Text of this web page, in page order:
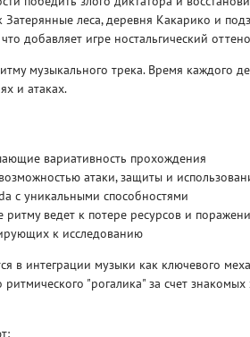
леса, деревня Какарико и
добавляет игре ностальгический
музыкального трека. Время каждого
и атаках.
вариативность прохождения
атаки, защиты и
с уникальными способностями
ведет к потере ресурсов и
к исследованию
в интеграции музыки как ключевого
"рогалика" за счет
ELDEN RING ДОПОЛНЕНИЕ
SHADOW OF THE ERDTREE